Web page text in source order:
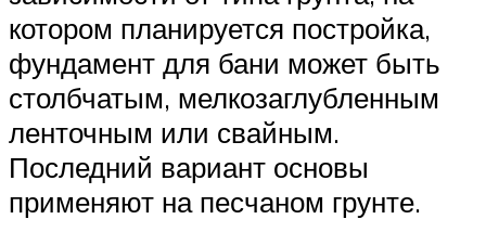
котором планируется постройка,
фундамент для бани может быть
столбчатым, мелкозаглубленным
ленточным или свайным.
Последний вариант основы
применяют на песчаном грунте.